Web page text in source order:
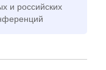
и российских